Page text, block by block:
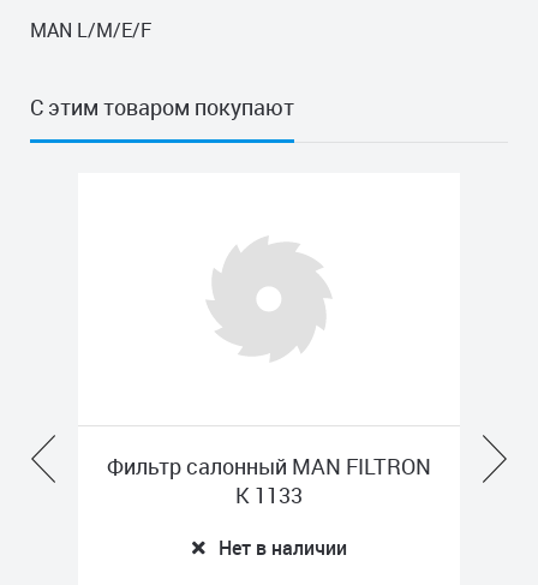
MAN L/M/E/F
С этим товаром покупают
салонный MAN FILTRON
Фильтр